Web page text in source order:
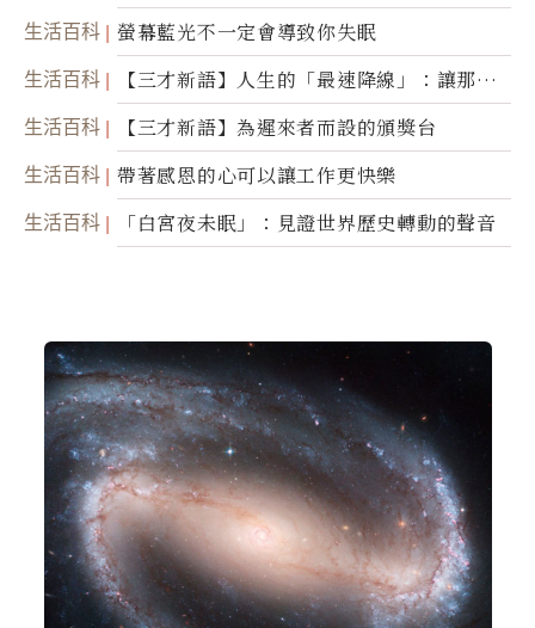
諾
生活百科 螢幕藍光不一定會導致你失眠
生活百科
【三才新語】人生的「最速降線」：讓那道
光，帶你滑向自己
生活百科 【三才新語】為遲來者而設的頒獎台
生活百科 帶著感恩的心可以讓工作更快樂
生活百科 「白宮夜未眠」：見證世界歷史轉動的聲音